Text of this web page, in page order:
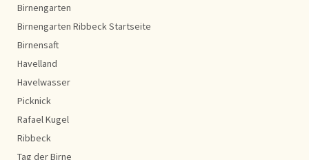
Birnengarten
Birnengarten Ribbeck Startseite
Birnensaft
Havelland
Havelwasser
Picknick
Rafael Kugel
Ribbeck
Tag der Birne